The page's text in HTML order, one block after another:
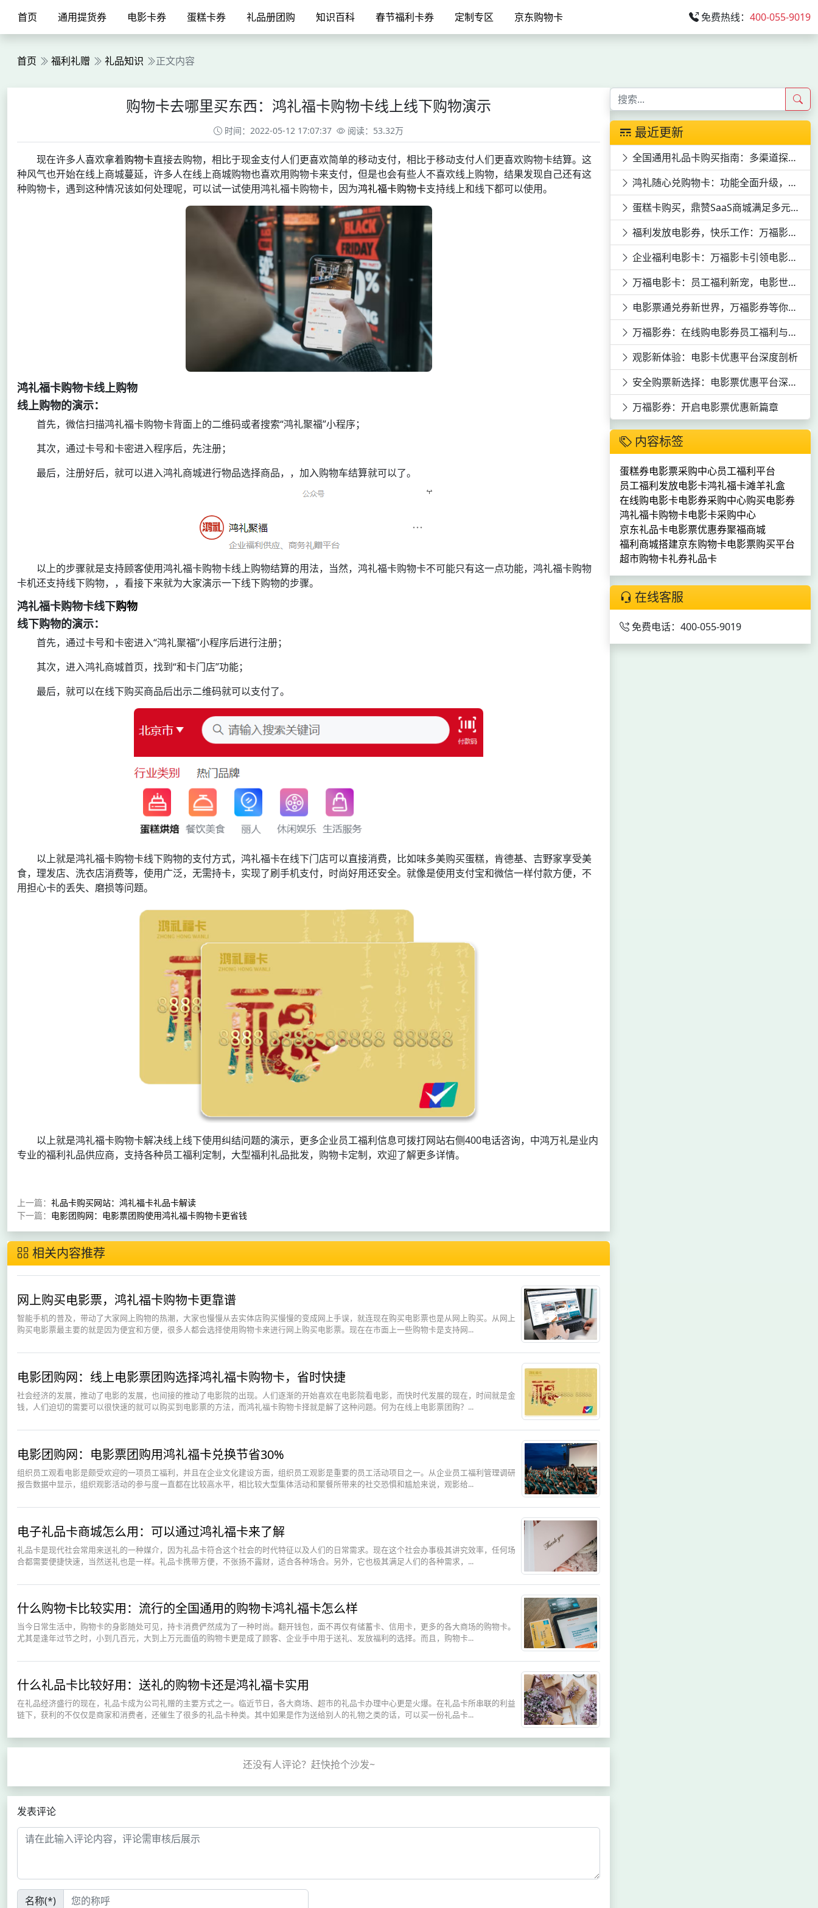
首页 通用提货券 电影卡券 蛋糕卡券 礼品册团购 知识百科 春节福利卡券 定制专区 京东购物卡 免费热线： 400-055-9019
首页 福利礼赠 礼品知识 正文内容
购物卡去哪里买东西：鸿礼福卡购物卡线上线下购物演示
时间：2022-05-12 17:07:37 阅读：53.32万
现在许多人喜欢拿着购物卡直接去购物，相比于现金支付人们更喜欢简单的移动支付，相比于移动支付人们更喜欢购物卡结算。这
种风气也开始在线上商城蔓延，许多人在线上商城购物也喜欢用购物卡来支付，但是也会有些人不喜欢线上购物，结果发现自己还有这
种购物卡，遇到这种情况该如何处理呢，可以试一试使用鸿礼福卡购物卡，因为鸿礼福卡购物卡支持线上和线下都可以使用。
鸿礼福卡购物卡线上购物
线上购物的演示：
首先，微信扫描鸿礼福卡购物卡背面上的二维码或者搜索“鸿礼聚福”小程序；
其次，通过卡号和卡密进入程序后，先注册；
最后，注册好后，就可以进入鸿礼商城进行物品选择商品，，加入购物车结算就可以了。
以上的步骤就是支持顾客使用鸿礼福卡购物卡线上购物结算的用法，当然，鸿礼福卡购物卡不可能只有这一点功能，鸿礼福卡购物
卡机还支持线下购物，，看接下来就为大家演示一下线下购物的步骤。
鸿礼福卡购物卡线下购物
线下购物的演示：
首先，通过卡号和卡密进入“鸿礼聚福”小程序后进行注册；
其次，进入鸿礼商城首页，找到“和卡门店”功能；
最后，就可以在线下购买商品后出示二维码就可以支付了。
以上就是鸿礼福卡购物卡线下购物的支付方式，鸿礼福卡在线下门店可以直接消费，比如味多美购买蛋糕，肯德基、吉野家享受美
食，理发店、洗衣店消费等，使用广泛，无需持卡，实现了刷手机支付，时尚好用还安全。就像是使用支付宝和微信一样付款方便，不
用担心卡的丢失、磨损等问题。
以上就是鸿礼福卡购物卡解决线上线下使用纠结问题的演示，更多企业员工福利信息可拨打网站右侧400电话咨询，中鸿万礼是业内
专业的福利礼品供应商，支持各种员工福利定制，大型福利礼品批发，购物卡定制，欢迎了解更多详情。
上一篇： 礼品卡购买网站：鸿礼福卡礼品卡解读
下一篇： 电影团购网：电影票团购使用鸿礼福卡购物卡更省钱
相关内容推荐
网上购买电影票，鸿礼福卡购物卡更靠谱
智能手机的普及，带动了大家网上购物的热潮，大家也慢慢从去实体店购买慢慢的变成网上手误，就连现在购买电影票也是从网上购买。从网上
购买电影票最主要的就是因为便宜和方便，很多人都会选择使用购物卡来进行网上购买电影票。现在在市面上一些购物卡是支持网...
电影团购网：线上电影票团购选择鸿礼福卡购物卡，省时快捷
社会经济的发展，推动了电影的发展，也间接的推动了电影院的出现。人们逐渐的开始喜欢在电影院看电影，而快时代发展的现在，时间就是金
钱，人们迫切的需要可以很快速的就可以购买到电影票的方法，而鸿礼福卡购物卡择就是解了这种问题。何为在线上电影票团购？...
电影团购网：电影票团购用鸿礼福卡兑换节省30%
组织员工观看电影是颇受欢迎的一项员工福利，并且在企业文化建设方面，组织员工观影是重要的员工活动项目之一。从企业员工福利管理调研
报告数据中显示，组织观影活动的参与度一直都在比较高水平，相比较大型集体活动和聚餐所带来的社交恐惧和尴尬来说，观影给...
电子礼品卡商城怎么用：可以通过鸿礼福卡来了解
礼品卡是现代社会常用来送礼的一种媒介，因为礼品卡符合这个社会的时代特征以及人们的日常需求。现在这个社会办事极其讲究效率，任何场
合都需要便捷快速，当然送礼也是一样。礼品卡携带方便，不张扬不露财，适合各种场合。另外，它也极其满足人们的各种需求，...
什么购物卡比较实用：流行的全国通用的购物卡鸿礼福卡怎么样
当今日常生活中，购物卡的身影随处可见，持卡消费俨然成为了一种时尚。翻开钱包，面不再仅有储蓄卡、信用卡，更多的各大商场的购物卡。
尤其是逢年过节之时，小到几百元，大到上万元面值的购物卡更是成了顾客、企业手中用于送礼、发放福利的选择。而且，购物卡...
什么礼品卡比较好用：送礼的购物卡还是鸿礼福卡实用
在礼品经济盛行的现在，礼品卡成为公司礼赠的主要方式之一。临近节日，各大商场、超市的礼品卡办理中心更是火爆。在礼品卡所串联的利益
链下，获利的不仅仅是商家和消费者，还催生了很多的礼品卡种类。其中如果是作为送给别人的礼物之类的话，可以买一份礼品卡...
发表评论
名称(*)
最近更新
全国通用礼品卡购买指南：多渠道探寻与特色卡片揭秘
鸿礼随心兑购物卡：功能全面升级，满足全方位需求
蛋糕卡购买，鼎赞SaaS商城满足多元需求
福利发放电影券，快乐工作：万福影券电影次券的员工福利价值
企业福利电影卡：万福影卡引领电影潮流
万福电影卡：员工福利新宠，电影世界任你游
电影票通兑券新世界，万福影券等你来领！
万福影券：在线购电影券员工福利与观影优惠的完美结合
观影新体验：电影卡优惠平台深度剖析
安全购票新选择：电影票优惠平台深度剖析
万福影券：开启电影票优惠新篇章
内容标签
蛋糕券电影票采购中心员工福利平台
员工福利发放电影卡鸿礼福卡滩羊礼盒
在线购电影卡电影券采购中心购买电影券
鸿礼福卡购物卡电影卡采购中心
京东礼品卡电影票优惠券聚福商城
福利商城搭建京东购物卡电影票购买平台
超市购物卡礼券礼品卡
在线客服
免费电话：400-055-9019